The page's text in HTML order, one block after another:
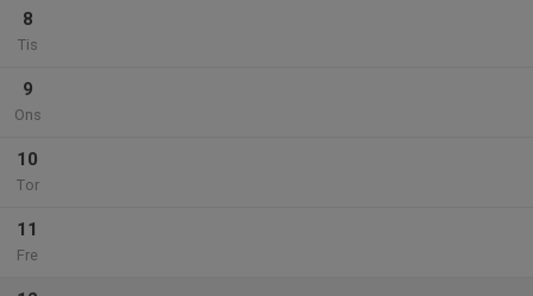
8
Tis
9
Ons
10
Tor
11
Fre